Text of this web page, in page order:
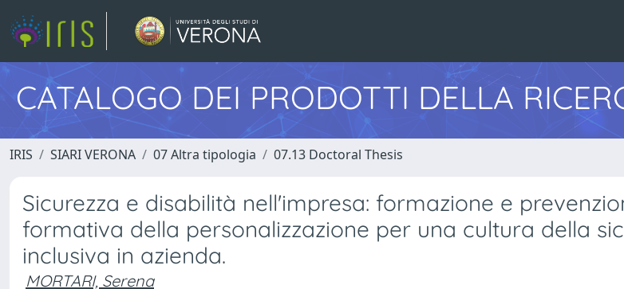
CATALOGO DEI PRODOTTI DELLA
IRIS SIARI VERONA 07 Altra tipologia 07.13 Doctoral Thesis
Sicurezza e disabilità nell'impresa: formazione e
formativa della personalizzazione per una cultura della
inclusiva in azienda.
MORTARI, Serena